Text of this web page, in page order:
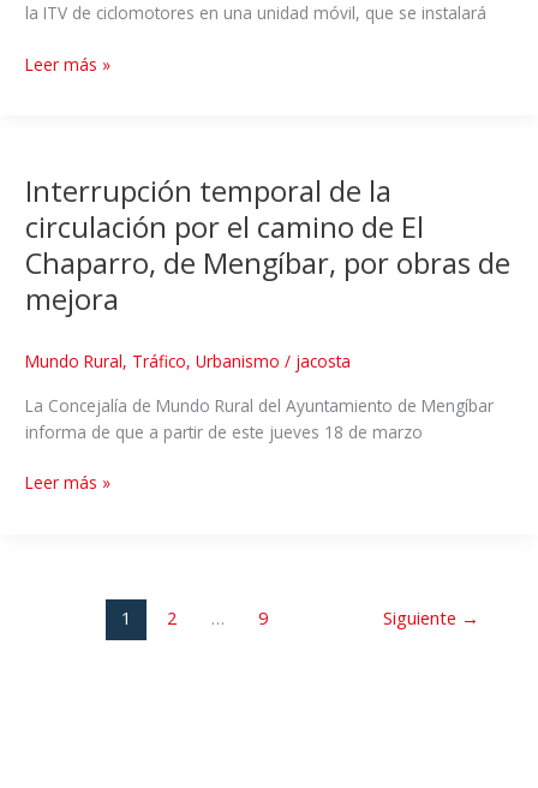
la ITV de ciclomotores en una unidad móvil, que se instalará
Leer más »
Interrupción temporal de la
circulación por el camino de El
Chaparro, de Mengíbar, por obras de
mejora
Mundo Rural, Tráfico, Urbanismo / jacosta
La Concejalía de Mundo Rural del Ayuntamiento de Mengíbar
informa de que a partir de este jueves 18 de marzo
Leer más »
1 2 … 9 Siguiente →